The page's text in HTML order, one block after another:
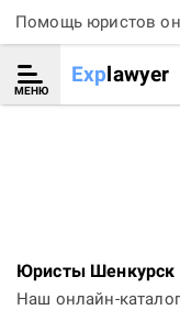
Помощь юристов
МЕНЮ
Explawyer
Юристы Шенкурск
Наш онлайн-